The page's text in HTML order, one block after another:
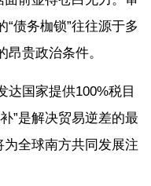
债务枷锁”往往源于多
贵政治条件。
达国家提供100%税目
”是解决贸易逆差的最
为全球南方共同发展注